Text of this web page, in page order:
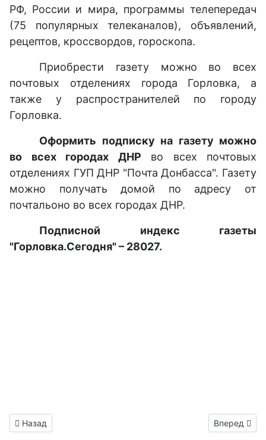
РФ, России и мира, программы телепередач
(75 популярных телеканалов), объявлений,
рецептов, кроссвордов, гороскопа.
Приобрести газету можно во всех
почтовых отделениях города Горловка, а
также у распространителей по городу
Горловка.
Оформить подписку на газету можно
во всех городах ДНР во всех почтовых
отделениях ГУП ДНР "Почта Донбасса". Газету
можно получать домой по адресу от
почтальоно во всех городах ДНР.
Подписной индекс газеты
"Горловка.Сегодня" – 28027.
Предыдущий: Газета "Горловка.Сегодня" выпуск №471
Назад Следующий:
Вперед